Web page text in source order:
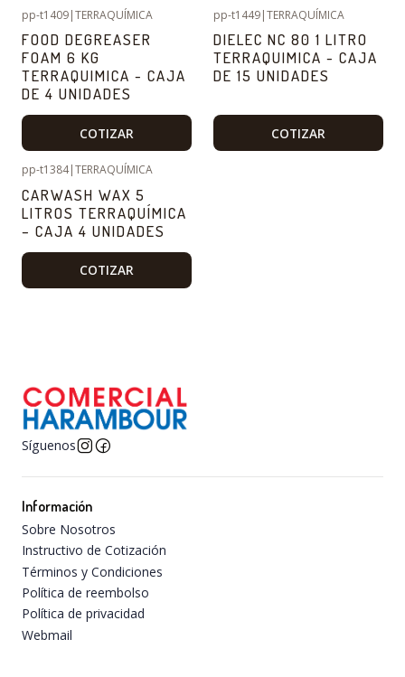
pp-t1409|TERRAQUÍMICA
FOOD DEGREASER
FOAM 6 KG
TERRAQUIMICA - CAJA
DE 4 UNIDADES
COTIZAR
pp-t1449|TERRAQUÍMICA
DIELEC NC 80 1 LITRO
TERRAQUIMICA - CAJA
DE 15 UNIDADES
COTIZAR
pp-t1384|TERRAQUÍMICA
CARWASH WAX 5
LITROS TERRAQUÍMICA
– CAJA 4 UNIDADES
COTIZAR
Síguenos
Información
Sobre Nosotros
Instructivo de Cotización
Términos y Condiciones
Política de reembolso
Política de privacidad
Webmail